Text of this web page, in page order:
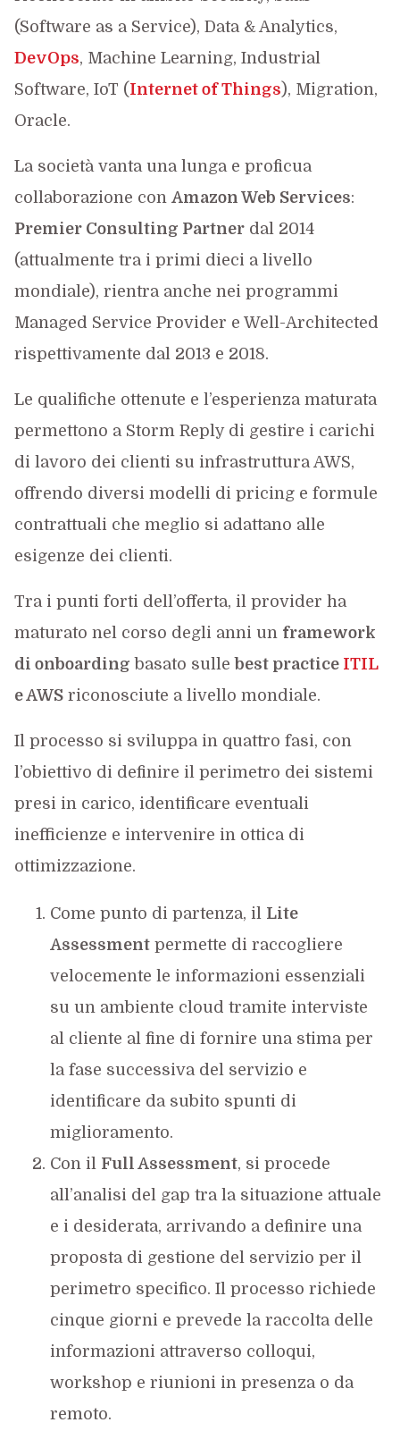
(Software as a Service), Data & Analytics,
DevOps, Machine Learning, Industrial
Software, IoT (Internet of Things), Migration,
Oracle.
La società vanta una lunga e proficua
collaborazione con Amazon Web Services:
Premier Consulting Partnerdal 2014
(attualmente tra i primi dieci a livello
mondiale), rientra anche nei programmi
Managed Service Provider e Well-Architected
rispettivamente dal 2013 e 2018.
Le qualifiche ottenute e l’esperienza maturata
permettono a Storm Reply di gestire i carichi
di lavoro dei clienti su infrastruttura AWS,
offrendo diversi modelli di pricing e formule
contrattuali che meglio si adattano alle
esigenze dei clienti.
Tra i punti forti dell’offerta, il provider ha
maturato nel corso degli anni un framework
di onboarding basato sulle best practice ITIL
e AWSriconosciute a livello mondiale.
Il processo si sviluppa in quattro fasi, con
l’obiettivo di definire il perimetro dei sistemi
presi in carico, identificare eventuali
inefficienze e intervenire in ottica di
ottimizzazione.
Come punto di partenza, il Lite
Assessmentpermette di raccogliere
velocemente le informazioni essenziali
su un ambiente cloud tramite interviste
al cliente al fine di fornire una stima per
la fase successiva del servizio e
identificare da subito spunti di
miglioramento.
Con il Full Assessment, si procede
all’analisi del gap tra la situazione attuale
e i desiderata, arrivando a definire una
proposta di gestione del servizio per il
perimetro specifico. Il processo richiede
cinque giorni e prevede la raccolta delle
informazioni attraverso colloqui,
workshop e riunioni in presenza o da
remoto.